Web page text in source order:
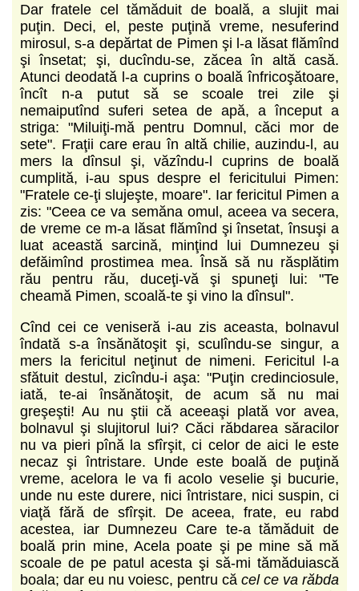
Dar fratele cel tămăduit de boală, a slujit mai
puţin. Deci, el, peste puţină vreme, nesuferind
mirosul, s-a depărtat de Pimen şi l-a lăsat flămînd
şi însetat; şi, ducîndu-se, zăcea în altă casă.
Atunci deodată l-a cuprins o boală înfricoşătoare,
încît n-a putut să se scoale trei zile şi
nemaiputînd suferi setea de apă, a început a
striga: "Miluiţi-mă pentru Domnul, căci mor de
sete". Fraţii care erau în altă chilie, auzindu-l, au
mers la dînsul şi, văzîndu-l cuprins de boală
cumplită, i-au spus despre el fericitului Pimen:
"Fratele ce-ţi slujeşte, moare". Iar fericitul Pimen a
zis: "Ceea ce va semăna omul, aceea va secera,
de vreme ce m-a lăsat flămînd şi însetat, însuşi a
luat această sarcină, minţind lui Dumnezeu şi
defăimînd prostimea mea. Însă să nu răsplătim
rău pentru rău, duceţi-vă şi spuneţi lui: "Te
cheamă Pimen, scoală-te şi vino la dînsul".
Cînd cei ce veniseră i-au zis aceasta, bolnavul
îndată s-a însănătoşit şi, sculîndu-se singur, a
mers la fericitul neţinut de nimeni. Fericitul l-a
sfătuit destul, zicîndu-i aşa: "Puţin credinciosule,
iată, te-ai însănătoşit, de acum să nu mai
greşeşti! Au nu ştii că aceeaşi plată vor avea,
bolnavul şi slujitorul lui? Căci răbdarea săracilor
nu va pieri pînă la sfîrşit, ci celor de aici le este
necaz şi întristare. Unde este boală de puţină
vreme, acelora le va fi acolo veselie şi bucurie,
unde nu este durere, nici întristare, nici suspin, ci
viaţă fără de sfîrşit. De aceea, frate, eu rabd
acestea, iar Dumnezeu Care te-a tămăduit de
boală prin mine, Acela poate şi pe mine să mă
scoale de pe patul acesta şi să-mi tămăduiască
boala; dar eu nu voiesc, pentru că cel ce va răbda